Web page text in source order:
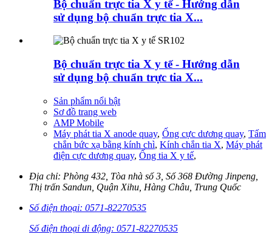
Bộ chuẩn trực tia X y tế - Hướng dẫn
sử dụng bộ chuẩn trực tia X...
Bộ chuẩn trực tia X y tế - Hướng dẫn
sử dụng bộ chuẩn trực tia X...
Sản phẩm nổi bật
Sơ đồ trang web
AMP Mobile
Máy phát tia X anode quay, Ống cực dương quay, Tấm
chắn bức xạ bằng kính chì, Kính chắn tia X, Máy phát
điện cực dương quay, Ống tia X y tế,
Địa chỉ: Phòng 432, Tòa nhà số 3, Số 368 Đường Jinpeng,
Thị trấn Sandun, Quận Xihu, Hàng Châu, Trung Quốc
Số điện thoại: 0571-82270535
Số điện thoại di động: 0571-82270535